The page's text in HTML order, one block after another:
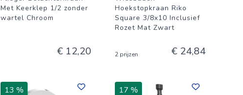
Met Keerklep 1/2 zonder
wartel Chroom
€ 12,20
Hoekstopkraan Riko
Square 3/8x10 Inclusief
Rozet Mat Zwart
2 prijzen € 24,84
13 % 17 %